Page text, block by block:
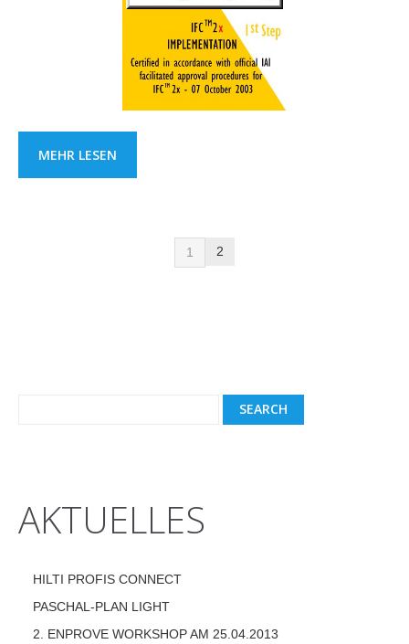
MEHR LESEN
1 2
AKTUELLES
HILTI PROFIS CONNECT
PASCHAL-PLAN LIGHT
2. ENPROVE WORKSHOP AM 25.04.2013